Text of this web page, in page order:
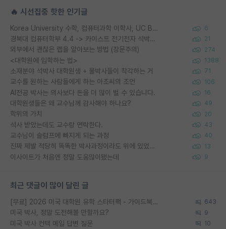
🔥 시선집중 핫한 인기글
Korea University 수학, 컴퓨터과학 이학사, UC Berkeley 산업공학 대학원 공학박사가 되는 것은 쉽지 않겠죠? 6
경북대 컴퓨터학부 4.4 -> 카이스트 전기전자 석박사통합과정 합격 21
외부에서 괜찮은 랩을 알아보는 방법 (장문주의) 274
<대학원에 입학하는 법> 1388
소재분야 석박사 대학원생 + 물박사들이 착각하는 거 71
교수를 원하는 사람들에게 하는 아조씨의 조언 106
AI전공 박사는 의사보다 돈을 더 많이 벌 수 있습니다. 16
대학원생들은 왜 교수님께 감사해야 하나요? 49
학위의 가치 20
석사 받았는데도 교수랑 연락한다. 43
교수님이 슬럼프에 빠지게 되는 과정 40
진짜 제발 적당히 똑똑한 박사과정이라도 위에 있었으면.. 13
이사이트가 처음엔 정말 도움많이됐는데 9
최근 댓글이 많이 달린 글
[무료] 2026 미국 대학원 유학 스타터팩 - 가이드북 & 합격자 컨택메일 템플릿 643
미국 박사, 정말 도전해볼 만할까요? 9
미국 박사 컨택 메일 답변 질문 10